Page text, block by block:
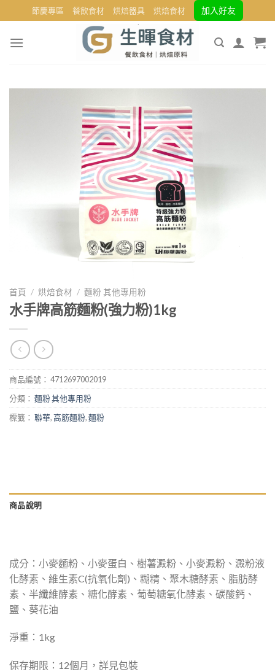
to
content
節慶專區 餐飲食材 烘焙器具 烘焙食材 加入好友
首頁 / 烘焙食材 / 麵粉 其他專用粉
水手牌高筋麵粉(強力粉)1kg
商品編號： 4712697002019
分類： 麵粉 其他專用粉
標籤： 聯華,高筋麵粉,麵粉
商品說明
成分：小麥麵粉、小麥蛋白、樹薯澱粉、小麥澱粉、澱粉液
化酵素、維生素C(抗氧化劑)、糊精、聚木糖酵素、脂肪酵
素、半纖維酵素、糖化酵素、葡萄糖氧化酵素、碳酸鈣、
鹽、葵花油
淨重：1kg
保存期限：12個月，詳見包裝